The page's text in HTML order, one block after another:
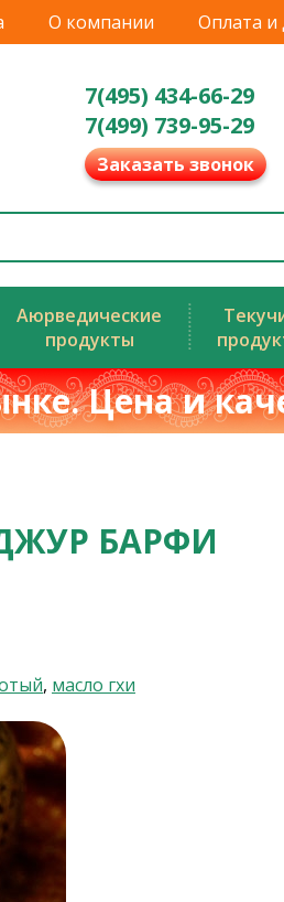
О компании Оплата и
7(495) 434-66-29
7(499) 739-95-29
Заказать звонок
Аюрведические
продукты
Цена и
БАРФИ
, масло гхи